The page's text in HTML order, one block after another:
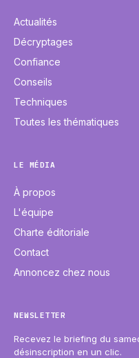
Actualités
Décryptages
Confiance
Conseils
Techniques
Toutes les thématiques
LE MÉDIA
À propos
L'équipe
Charte éditoriale
Contact
Annoncez chez nous
NEWSLETTER
Recevez le briefing du
désinscription en un clic.